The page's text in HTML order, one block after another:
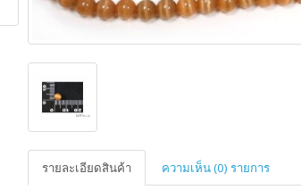
รายละเอียดสินค้า ความเห็น (0) รายการ